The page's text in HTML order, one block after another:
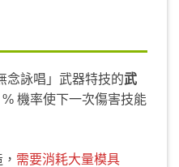
念詠唱」武器特技的武
機率使下一次傷害技能
需要消耗大量模具